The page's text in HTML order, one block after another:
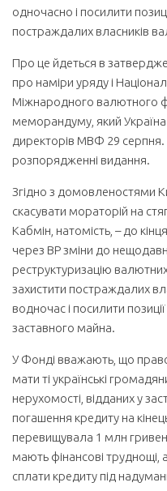
одночасно і посилити
постраждалих власників
Про це йдеться в
про наміри уряду і
Міжнародного валютного
меморандуму, який
директорів МВФ 29 серпня.
розпорядженні видання.
Згідно з домовленостями
скасувати мораторій на
Кабмін, натомість, – до
через ВР зміни до
реструктуризацію
захистити постраждалих
водночас і посилити
заставного майна.
У Фонді вважають, що
мати ті українські
нерухомості, відданих у
погашення кредиту на
перевищувала 1 млн
мають фінансові труднощі,
сплати кредиту під